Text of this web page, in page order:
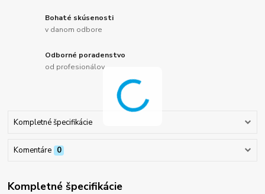
Bohaté skúsenosti
v danom odbore
Odborné poradenstvo
od profesionálov
Kompletné špecifikácie
Komentáre 0
Kompletné špecifikácie